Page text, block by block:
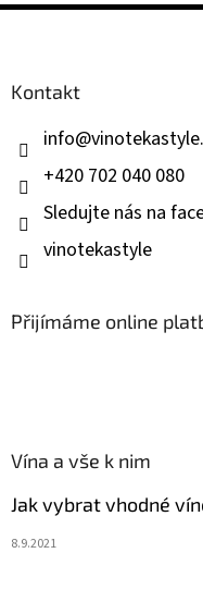
Z
Kontakt
info@
+420 702 040 080
Sledujte nás na
vinotekastyle
Přijímáme online
Vína a vše k nim
Jak vybrat vhodné
8.9.2021